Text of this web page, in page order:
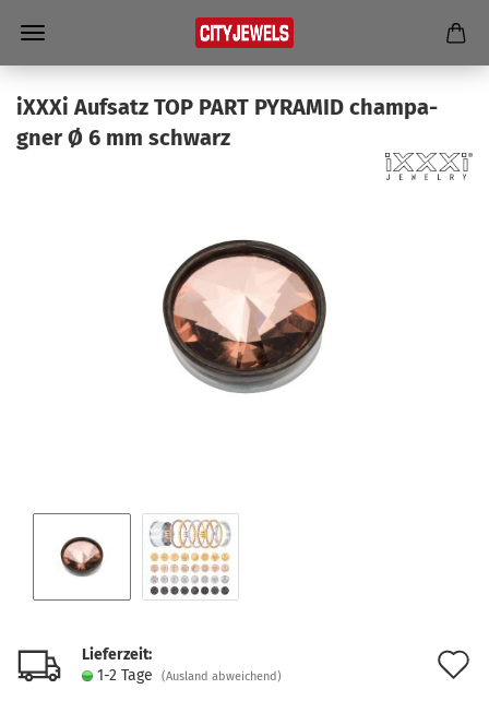
iXXXi Auf­satz TOP PART PY­RAMID cham­pa­
gner Ø 6 mm schwarz
Lieferzeit:
1-2 Tage
(Ausland abweichend)